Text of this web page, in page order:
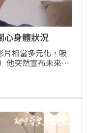
身體狀況
相當多元化，吸
他突然宣布未來會
對此，他也解釋